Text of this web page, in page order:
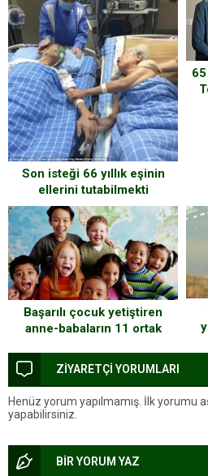
Son isteği 66 yıllık eşinin
ellerini tutabilmekti
Başarılı çocuk yetiştiren
anne-babaların 11 ortak
ZİYARETÇİ YORUMLARI
Henüz yorum yapılmamış. İlk yorumu
yapabilirsiniz.
BİR YORUM YAZ